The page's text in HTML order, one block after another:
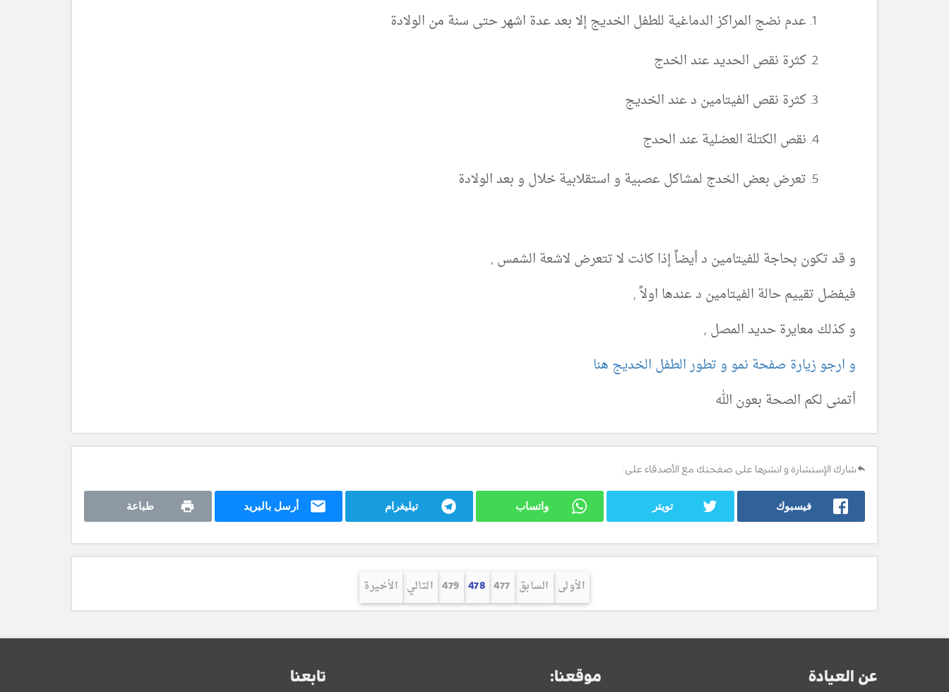
عدم نضج المراكز الدماغية للطفل الخديج إلا بعد عدة اشهر حتى سنة من الولادة
كثرة نقص الحديد عند الخدج
كثرة نقص الفيتامين د عند الخديج
نقص الكتلة العضلية عند الحدج
تعرض بعض الخدج لمشاكل عصبية و استقلابية خلال و بعد الولادة
و قد تكون بحاجة للفيتامين د أيضاً إذا كانت لا تتعرض لاشعة الشمس ,
فيفضل تقييم حالة الفيتامين د عندها اولاً ,
و كذلك معايرة حديد المصل ,
و ارجو زيارة صفحة نمو و تطور الطفل الخديج هنا
أتمنى لكم الصحة بعون الله
شارك الإستشارة و انشرها على صفحتك مع الأصدقاء على:
فيسبوك تويتر واتساب تيليغرام أرسل بالبريد طباعة
الأولى السابق 477
478
479 التالي الأخيرة
عن العيادة موقعنا: تابعنا